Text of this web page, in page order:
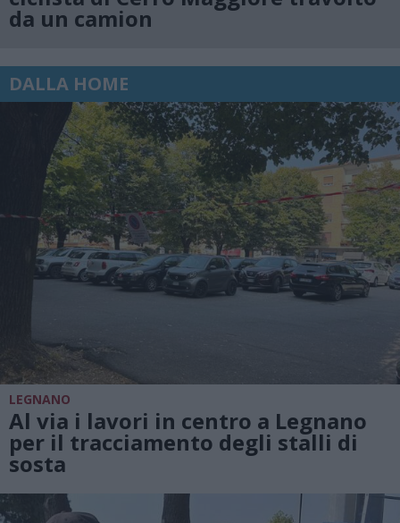
da un camion
DALLA HOME
LEGNANO
Al via i lavori in centro a Legnano
per il tracciamento degli stalli di
sosta